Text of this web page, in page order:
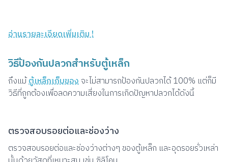
อ่านรายละเอียดเพิ่มเติม !
วิธีป้องกันปลวกสำหรับตู้เหล็ก
ถึงแม้ตู้เหล็กเก็บของจะไม่สามารถป้องกันปลวกได้ 100% แต่ก็มี
วิธีที่ถูกต้องเพื่อลดความเสี่ยงในการเกิดปัญหาปลวกได้ดังนี้
ตรวจสอบรอยต่อและช่องว่าง
ตรวจสอบรอยต่อและช่องว่างต่างๆ ของตู้เหล็ก และอุดรอยรั่วเหล่า